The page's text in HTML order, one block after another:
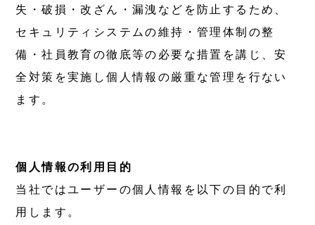
For Educational Institution
教育機関向け
For Business
法人向け
次世代リーダー&サポーターの声
Next Gen Leader
失・破損・改ざん・漏洩などを防止するため、
セキュリティシステムの維持・管理体制の整
備・社員教育の徹底等の必要な措置を講じ、安
全対策を実施し個人情報の厳重な管理を行ない
ます。
個人情報の利用目的
当社ではユーザーの個人情報を以下の目的で利
用します。